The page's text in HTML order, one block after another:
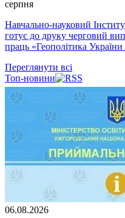
серпня
Навчально-науковий
готує до друку черговий
праць «Геополітика України
Переглянути всі
Топ-новини
06.08.2026